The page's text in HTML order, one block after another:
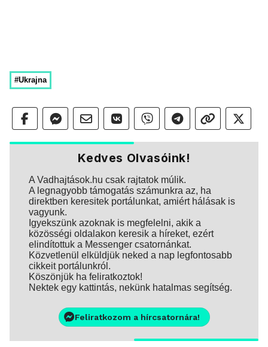
#Ukrajna
Kedves Olvasóink!
A Vadhajtások.hu csak rajtatok múlik.
A legnagyobb támogatás számunkra az, ha
direktben keresitek portálunkat, amiért hálásak is
vagyunk.
Igyekszünk azoknak is megfelelni, akik a
közösségi oldalakon keresik a híreket, ezért
elindítottuk a Messenger csatornánkat.
Közvetlenül elküldjük neked a nap legfontosabb
cikkeit portálunkról.
Köszönjük ha feliratkoztok!
Nektek egy kattintás, nekünk hatalmas segítség.
Feliratkozom a hírcsatornára!